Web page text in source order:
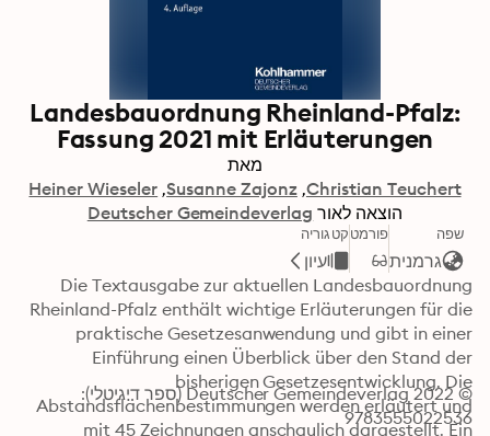
Landesbauordnung Rheinland-Pfalz:
Fassung 2021 mit Erläuterungen
מאת
Christian Teuchert
Susanne Zajonz
Heiner Wieseler
הוצאה לאור Deutscher Gemeindeverlag
שפה
גרמנית
פורמטקטגוריה
עיון
9783555022536